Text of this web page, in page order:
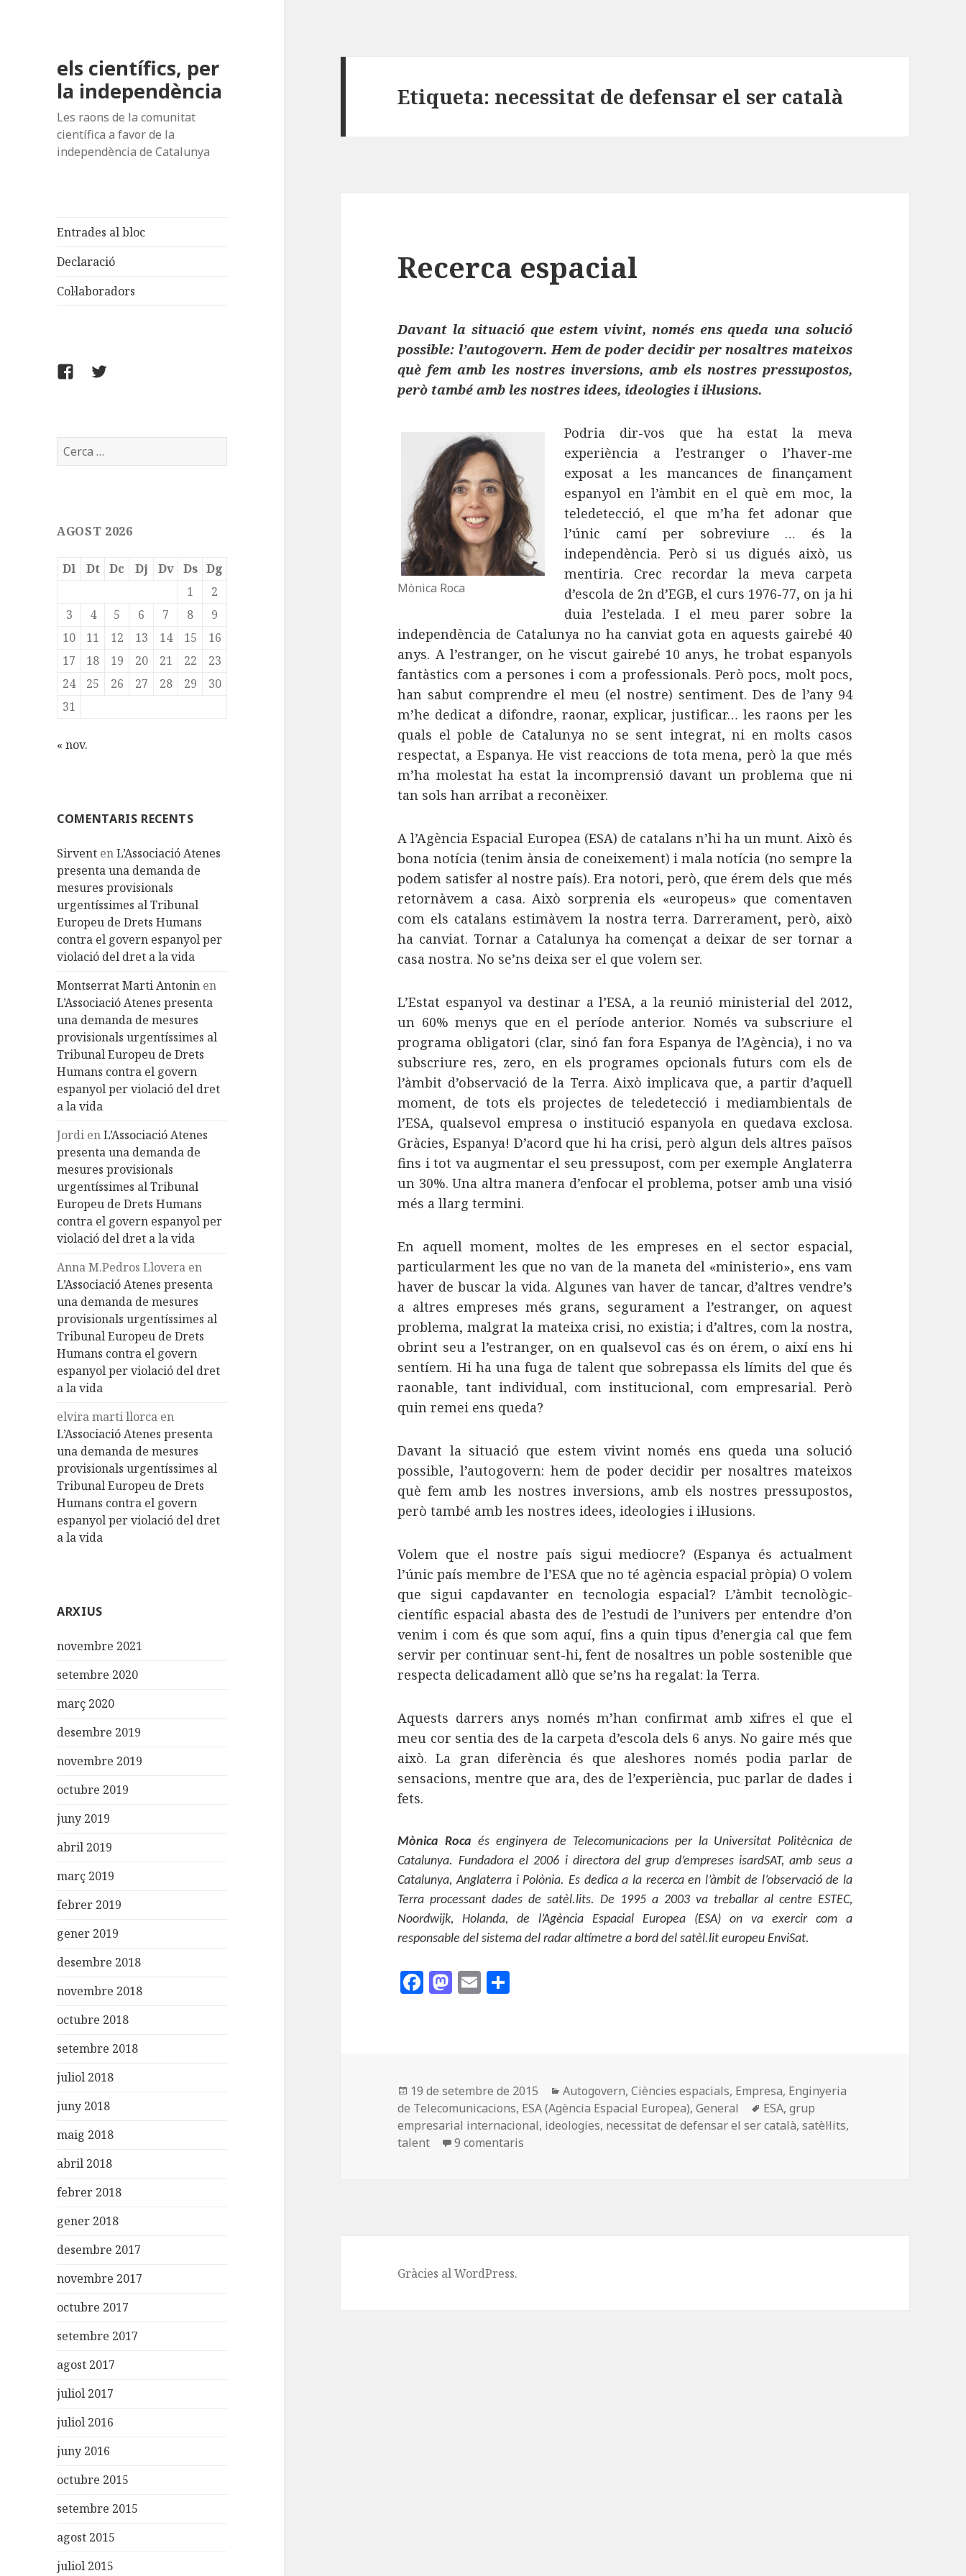
els científics, per
la independència
Les raons de la comunitat
científica a favor de la
independència de Catalunya
Entrades al bloc
Declaració
Col·laboradors
FACEBOOK
TWITTER
Cerca:
AGOST 2026
Dl Dt Dc Dj Dv Ds Dg
1
2
3
4 5 6 7 8
9
10
11 12 13 14 15
16
17
18 19 20 21 22
23
24
25 26 27 28 29
30
31
« nov.
COMENTARIS RECENTS
Sirvent enL’Associació Atenes
presenta una demanda de
mesures provisionals
urgentíssimes al Tribunal
Europeu de Drets Humans
contra el govern espanyol per
violació del dret a la vida
Montserrat Marti Antonin en
L’Associació Atenes presenta
una demanda de mesures
provisionals urgentíssimes al
Tribunal Europeu de Drets
Humans contra el govern
espanyol per violació del dret
a la vida
Jordi enL’Associació Atenes
presenta una demanda de
mesures provisionals
urgentíssimes al Tribunal
Europeu de Drets Humans
contra el govern espanyol per
violació del dret a la vida
Anna M.Pedros Llovera en
L’Associació Atenes presenta
una demanda de mesures
provisionals urgentíssimes al
Tribunal Europeu de Drets
Humans contra el govern
espanyol per violació del dret
a la vida
elvira marti llorca en
L’Associació Atenes presenta
una demanda de mesures
provisionals urgentíssimes al
Tribunal Europeu de Drets
Humans contra el govern
espanyol per violació del dret
a la vida
ARXIUS
novembre 2021
setembre 2020
març 2020
desembre 2019
novembre 2019
octubre 2019
juny 2019
abril 2019
març 2019
febrer 2019
gener 2019
desembre 2018
novembre 2018
octubre 2018
setembre 2018
juliol 2018
juny 2018
maig 2018
abril 2018
febrer 2018
gener 2018
desembre 2017
novembre 2017
octubre 2017
setembre 2017
agost 2017
juliol 2017
juliol 2016
juny 2016
octubre 2015
setembre 2015
agost 2015
juliol 2015
Etiqueta: necessitat de defensar el ser català
Recerca espacial
Davant la situació que estem vivint, només ens queda una solució
possible: l’autogovern. Hem de poder decidir per nosaltres mateixos
què fem amb les nostres inversions, amb els nostres pressupostos,
però també amb les nostres idees, ideologies i il·lusions.
Mònica Roca
Podria dir-vos que ha estat la meva
experiència a l’estranger o l’haver-me
exposat a les mancances de finançament
espanyol en l’àmbit en el què em moc, la
teledetecció, el que m’ha fet adonar que
l’únic camí per sobreviure … és la
independència. Però si us digués això, us
mentiria. Crec recordar la meva carpeta
d’escola de 2n d’EGB, el curs 1976-77, on ja hi
duia l’estelada. I el meu parer sobre la
independència de Catalunya no ha canviat gota en aquests gairebé 40
anys. A l’estranger, on he viscut gairebé 10 anys, he trobat espanyols
fantàstics com a persones i com a professionals. Però pocs, molt pocs,
han sabut comprendre el meu (el nostre) sentiment. Des de l’any 94
m’he dedicat a difondre, raonar, explicar, justificar… les raons per les
quals el poble de Catalunya no se sent integrat, ni en molts casos
respectat, a Espanya. He vist reaccions de tota mena, però la que més
m’ha molestat ha estat la incomprensió davant un problema que ni
tan sols han arribat a reconèixer.
A l’Agència Espacial Europea (ESA) de catalans n’hi ha un munt. Això és
bona notícia (tenim ànsia de coneixement) i mala notícia (no sempre la
podem satisfer al nostre país). Era notori, però, que érem dels que més
retornàvem a casa. Això sorprenia els «europeus» que comentaven
com els catalans estimàvem la nostra terra. Darrerament, però, això
ha canviat. Tornar a Catalunya ha començat a deixar de ser tornar a
casa nostra. No se’ns deixa ser el que volem ser.
L’Estat espanyol va destinar a l’ESA, a la reunió ministerial del 2012,
un 60% menys que en el període anterior. Només va subscriure el
programa obligatori (clar, sinó fan fora Espanya de l’Agència), i no va
subscriure res, zero, en els programes opcionals futurs com els de
l’àmbit d’observació de la Terra. Això implicava que, a partir d’aquell
moment, de tots els projectes de teledetecció i mediambientals de
l’ESA, qualsevol empresa o institució espanyola en quedava exclosa.
Gràcies, Espanya! D’acord que hi ha crisi, però algun dels altres països
fins i tot va augmentar el seu pressupost, com per exemple Anglaterra
un 30%. Una altra manera d’enfocar el problema, potser amb una visió
més a llarg termini.
En aquell moment, moltes de les empreses en el sector espacial,
particularment les que no van de la maneta del «ministerio», ens vam
haver de buscar la vida. Algunes van haver de tancar, d’altres vendre’s
a altres empreses més grans, segurament a l’estranger, on aquest
problema, malgrat la mateixa crisi, no existia; i d’altres, com la nostra,
obrint seu a l’estranger, on en qualsevol cas és on érem, o així ens hi
sentíem. Hi ha una fuga de talent que sobrepassa els límits del que és
raonable, tant individual, com institucional, com empresarial. Però
quin remei ens queda?
Davant la situació que estem vivint només ens queda una solució
possible, l’autogovern: hem de poder decidir per nosaltres mateixos
què fem amb les nostres inversions, amb els nostres pressupostos,
però també amb les nostres idees, ideologies i il·lusions.
Volem que el nostre país sigui mediocre? (Espanya és actualment
l’únic país membre de l’ESA que no té agència espacial pròpia) O volem
que sigui capdavanter en tecnologia espacial? L’àmbit tecnològic-
científic espacial abasta des de l’estudi de l’univers per entendre d’on
venim i com és que som aquí, fins a quin tipus d’energia cal que fem
servir per continuar sent-hi, fent de nosaltres un poble sostenible que
respecta delicadament allò que se’ns ha regalat: la Terra.
Aquests darrers anys només m’han confirmat amb xifres el que el
meu cor sentia des de la carpeta d’escola dels 6 anys. No gaire més que
això. La gran diferència és que aleshores només podia parlar de
sensacions, mentre que ara, des de l’experiència, puc parlar de dades i
fets.
Mònica Roca és enginyera de Telecomunicacions per la Universitat Politècnica de
Catalunya. Fundadora el 2006 i directora del grup d’empreses isardSAT, amb seus a
Catalunya, Anglaterra i Polònia. Es dedica a la recerca en l’àmbit de l’observació de la
Terra processant dades de satèl.lits. De 1995 a 2003 va treballar al centre ESTEC,
Noordwijk, Holanda, de l’Agència Espacial Europea (ESA) on va exercir com a
responsable del sistema del radar altímetre a bord del satèl.lit europeu EnviSat.
F
o
o
k
M
n
E
rt
ei
x
Publicat
el
19 de setembre de 2015 Categories
Autogovern,Ciències espacials, Empresa, Enginyeria
de Telecomunicacions, ESA (Agència Espacial Europea),General Etiquetes
ESA,grup
empresarial internacional, ideologies, necessitat de defensar el ser català,satèl·lits,
talent
9 comentaris
Gràcies al WordPress.